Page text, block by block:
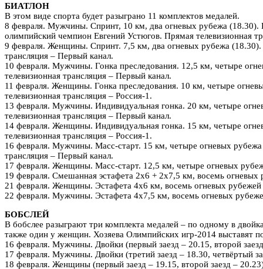
БИАТЛОН
В этом виде спорта будет разыграно 11 комплектов медалей.
8 февраля. Мужчины. Спринт, 10 км, два огневых рубежа (18.30).
олимпийский чемпион Евгений Устюгов. Прямая телевизионная
9 февраля. Женщины. Спринт. 7,5 км, два огневых рубежа (18.30).
трансляция – Первый канал.
10 февраля. Мужчины. Гонка преследования. 12,5 км, четыре
телевизионная трансляция – Первый канал.
11 февраля. Женщины. Гонка преследования. 10 км, четыре
телевизионная трансляция – Россия-1.
13 февраля. Мужчины. Индивидуальная гонка. 20 км, четыре
телевизионная трансляция – Первый канал.
14 февраля. Женщины. Индивидуальная гонка. 15 км, четыре
телевизионная трансляция – Россия-1.
16 февраля. Мужчины. Масс-старт. 15 км, четыре огневых
трансляция – Первый канал.
17 февраля. Женщины. Масс-старт. 12,5 км, четыре огневых
19 февраля. Смешанная эстафета 2х6 + 2х7,5 км, восемь огневых
21 февраля. Женщины. Эстафета 4х6 км, восемь огневых
22 февраля. Мужчины. Эстафета 4х7,5 км, восемь огневых
БОБСЛЕЙ
В бобслее разыграют три комплекта медалей – по одному в
также один у женщин. Хозяева Олимпийских игр-2014 выставят
16 февраля. Мужчины. Двойки (первый заезд – 20.15, второй
17 февраля. Мужчины. Двойки (третий заезд – 18.30, четвёртый
18 февраля. Женщины (первый заезд – 19.15, второй заезд –